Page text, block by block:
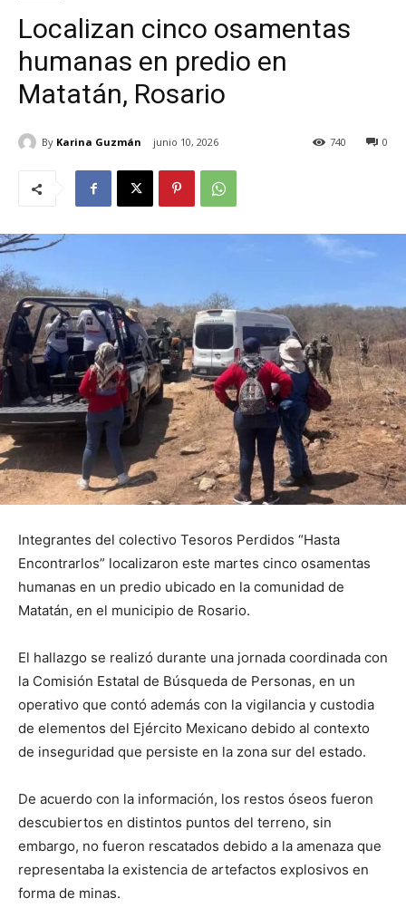
Localizan cinco osamentas
humanas en predio en
Matatán, Rosario
By Karina Guzmán junio 10, 2026 0
740
Integrantes del colectivo Tesoros Perdidos “Hasta
Encontrarlos” localizaron este martes cinco osamentas
humanas en un predio ubicado en la comunidad de
Matatán, en el municipio de Rosario.
El hallazgo se realizó durante una jornada coordinada con
la Comisión Estatal de Búsqueda de Personas, en un
operativo que contó además con la vigilancia y custodia
de elementos del Ejército Mexicano debido al contexto
de inseguridad que persiste en la zona sur del estado.
De acuerdo con la información, los restos óseos fueron
descubiertos en distintos puntos del terreno, sin
embargo, no fueron rescatados debido a la amenaza que
representaba la existencia de artefactos explosivos en
forma de minas.